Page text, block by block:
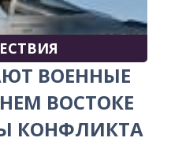
ВОЕННЫЕ
ВОСТОКЕ
КОНФЛИКТА